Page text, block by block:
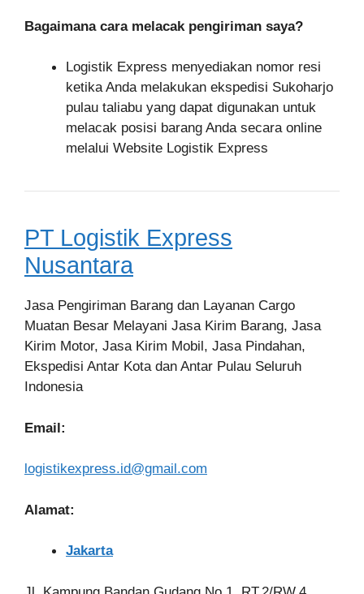
Bagaimana cara melacak pengiriman saya?
Logistik Express menyediakan nomor resi
ketika Anda melakukan ekspedisi Sukoharjo
pulau taliabu yang dapat digunakan untuk
melacak posisi barang Anda secara online
melalui Website Logistik Express
PT Logistik Express
Nusantara
Jasa Pengiriman Barang dan Layanan Cargo
Muatan Besar Melayani Jasa Kirim Barang, Jasa
Kirim Motor, Jasa Kirim Mobil, Jasa Pindahan,
Ekspedisi Antar Kota dan Antar Pulau Seluruh
Indonesia
Email:
logistikexpress.id@gmail.com
Alamat:
Jakarta